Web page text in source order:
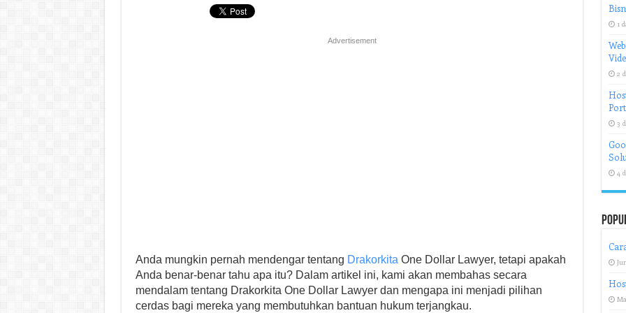
Advertisement
Anda mungkin pernah mendengar tentang Drakorkita One Dollar Lawyer, tetapi apakah
Anda benar-benar tahu apa itu? Dalam artikel ini, kami akan membahas secara
mendalam tentang Drakorkita One Dollar Lawyer dan mengapa ini menjadi pilihan
cerdas bagi mereka yang membutuhkan bantuan hukum terjangkau.
1
2
3
4